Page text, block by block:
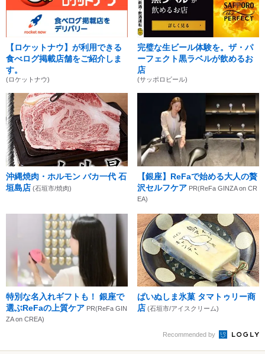
【ロケットナウ】が利用できる
食べログ掲載店舗をご紹介しま
す。
(ロケットナウ)
完璧な生ビール体験を。ザ・パ
ーフェクト黒ラベルが飲めるお
店
(サッポロビール)
沖縄焼肉・ホルモン バカ一代 石
垣島店 (石垣市/焼肉)
【銀座】ReFaで始める大人の贅
沢セルフケア PR(ReFa GINZA on CR
EA)
特別な名入れギフトも！ 銀座で
選ぶReFaの上質ケア PR(ReFa GIN
ZA on CREA)
ぱいぬしま氷菓 タマトゥリー商
店 (石垣市/アイスクリーム)
Recommended by